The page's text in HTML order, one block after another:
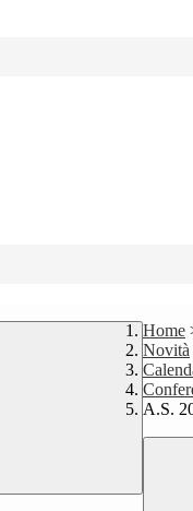
Home
Novità
A.S.